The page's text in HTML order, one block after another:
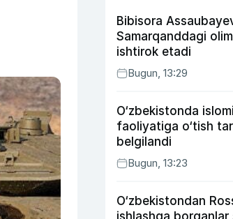
Bibisora
Samarqanddagi
ishtirok etadi
Bugun, 13:29
O‘zbekistonda
faoliyatiga o‘tish
belgilandi
Bugun, 13:23
O‘zbekistondan
ishlashga borganlar